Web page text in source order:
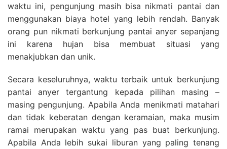
waktu ini, pengunjung masih bisa nikmati pantai dan
menggunakan biaya hotel yang lebih rendah. Banyak
orang pun nikmati berkunjung pantai anyer sepanjang
ini karena hujan bisa membuat situasi yang
menakjubkan dan unik.
Secara keseluruhnya, waktu terbaik untuk berkunjung
pantai anyer tergantung kepada pilihan masing –
masing pengunjung. Apabila Anda menikmati matahari
dan tidak keberatan dengan keramaian, maka musim
ramai merupakan waktu yang pas buat berkunjung.
Apabila Anda lebih sukai liburan yang paling tenang